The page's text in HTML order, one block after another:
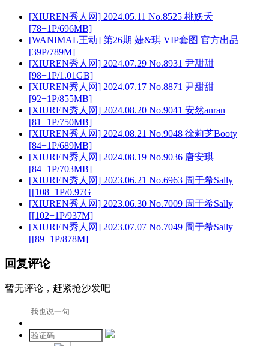
[XIUREN秀人网] 2024.05.11 No.8525 桃妖夭
[78+1P/696MB]
[WANIMAL王动] 第26期 婕&琪 VIP套图 官方出品
[39P/789M]
[XIUREN秀人网] 2024.07.29 No.8931 尹甜甜
[98+1P/1.01GB]
[XIUREN秀人网] 2024.07.17 No.8871 尹甜甜
[92+1P/855MB]
[XIUREN秀人网] 2024.08.20 No.9041 安然anran
[81+1P/750MB]
[XIUREN秀人网] 2024.08.21 No.9048 徐莉芝Booty
[84+1P/689MB]
[XIUREN秀人网] 2024.08.19 No.9036 唐安琪
[84+1P/703MB]
[XIUREN秀人网] 2023.06.21 No.6963 周于希Sally
[[108+1P/0.97G
[XIUREN秀人网] 2023.06.30 No.7009 周于希Sally
[[102+1P/937M]
[XIUREN秀人网] 2023.07.07 No.7049 周于希Sally
[[89+1P/878M]
回复评论
暂无评论，赶紧抢沙发吧